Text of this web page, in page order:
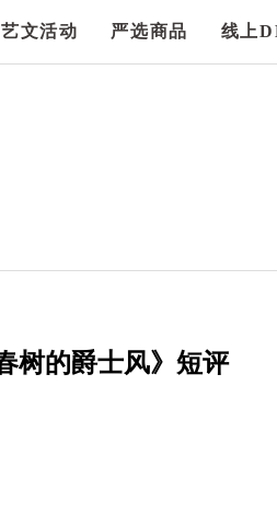
艺文活动 严选商品 线上
树的爵士风》短评